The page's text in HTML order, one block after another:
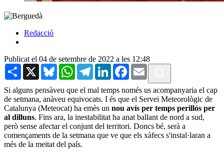
Redacció
Publicat el 04 de setembre de 2022 a les 12:48
Share X BlueskyWhatsAppTelegramLinkedInFacebook
Email
Si alguns pensàveu que el mal temps només us acompanyaria el cap
de setmana, anàveu equivocats. I és que el Servei Meteorològic de
Catalunya (Meteocat) ha emès un nou avís per temps perillós per
al dilluns. Fins ara, la inestabilitat ha anat ballant de nord a sud,
però sense afectar el conjunt del territori. Doncs bé, serà a
començaments de la setmana que ve que els xàfecs s'instal·laran a
més de la meitat del país.